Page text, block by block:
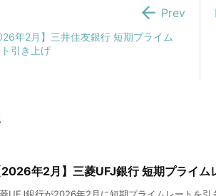
年2月】三井住友銀行 短期プライム
引き上げ
 Prev
2026年2月】三菱UFJ銀行 短期プライム